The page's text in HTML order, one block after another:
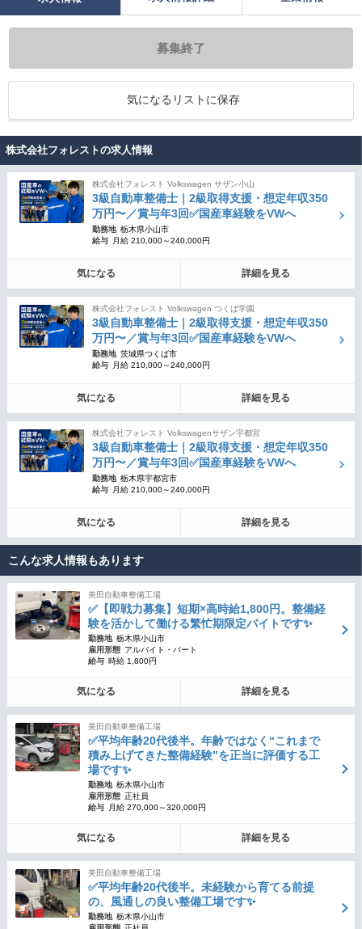
募集終了
気になるリストに保存
株式会社フォレストの求人情報
株式会社フォレスト Volkswagen サザン小山
3級自動車整備士｜2級取得支援・想定年収350
万円〜／賞与年3回✅国産車経験をVWへ
勤務地 栃木県小山市
給与
月給 210,000～240,000円
気になる 詳細を見る
株式会社フォレスト Volkswagen つくば学園
3級自動車整備士｜2級取得支援・想定年収350
万円〜／賞与年3回✅国産車経験をVWへ
勤務地 茨城県つくば市
給与
月給 210,000～240,000円
気になる 詳細を見る
株式会社フォレスト Volkswagenサザン宇都宮
3級自動車整備士｜2級取得支援・想定年収350
万円〜／賞与年3回✅国産車経験をVWへ
勤務地 栃木県宇都宮市
給与
月給 210,000～240,000円
気になる 詳細を見る
こんな求人情報もあります
美田自動車整備工場
✅【即戦力募集】短期×高時給1,800円。整備経
験を活かして働ける繁忙期限定バイトです✨
勤務地 栃木県小山市
雇用形態 アルバイト・パート
給与 時給 1,800円
気になる 詳細を見る
美田自動車整備工場
✅平均年齢20代後半。年齢ではなく“これまで
積み上げてきた整備経験”を正当に評価する工
場です✨
勤務地 栃木県小山市
雇用形態 正社員
給与
月給 270,000～320,000円
気になる 詳細を見る
美田自動車整備工場
✅平均年齢20代後半。未経験から育てる前提
の、風通しの良い整備工場です✨
勤務地 栃木県小山市